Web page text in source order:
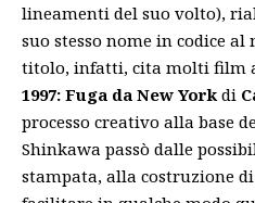
lineamenti del suo volto),
suo stesso nome in codice
titolo, infatti, cita molti film
1997: Fuga da New York di
processo creativo alla base
Shinkawa passò dalle
stampata, alla costruzione di